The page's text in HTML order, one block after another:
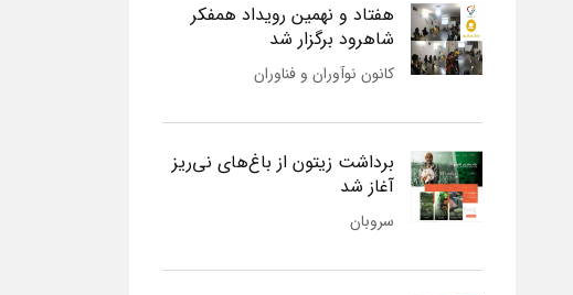
هفتاد و نهمین رویداد همفکر
شاهرود برگزار شد
کانون نوآوران و فناوران
برداشت زیتون از باغ‌های نی‌ریز
آغاز شد
سروبان